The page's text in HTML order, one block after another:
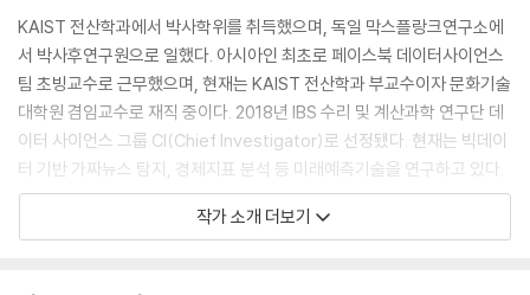
KAIST 전산학과에서 박사학위를 취득했으며, 독일 막스플랑크연구소에
서 박사후연구원으로 일했다. 아시아인 최초로 페이스북 데이터사이언스
팀 초빙교수로 근무했으며, 현재는 KAIST 전산학과 부교수이자 문화기술
대학원 겸임교수로 재직 중이다. 2018년 IBS 수리 및 계산과학 연구단 데
이터 사이언스 그룹 CI(Chief Investigator)로 선정됐다. 현재는 빅데이
터 기반 가짜뉴스 탐지, 경제지표 분석 등 미래예측기술을 연구하고 있다.
작가 소개 더보기